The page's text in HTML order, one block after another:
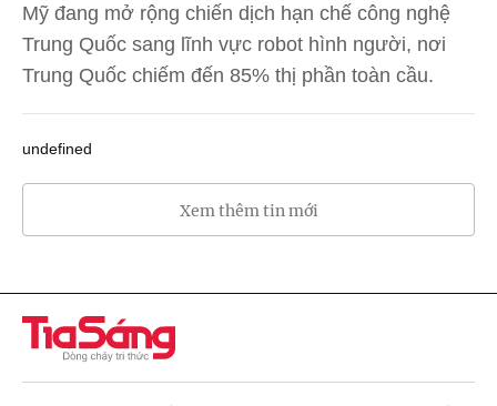
Mỹ đang mở rộng chiến dịch hạn chế công nghệ
Trung Quốc sang lĩnh vực robot hình người, nơi
Trung Quốc chiếm đến 85% thị phần toàn cầu.
undefined
Xem thêm tin mới